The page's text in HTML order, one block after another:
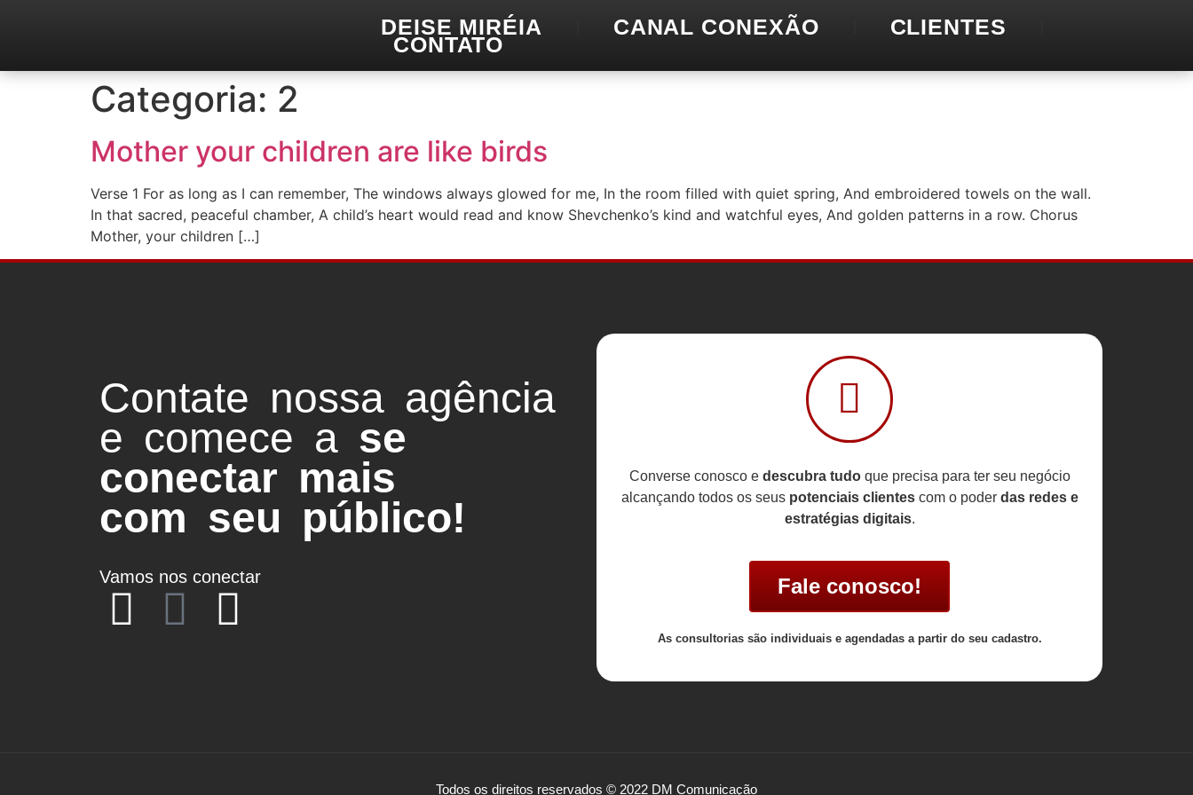
DEISE MIRÉIA CANAL CONEXÃO CLIENTES
CONTATO
Categoria: 2
Mother your children are like birds
Verse 1 For as long as I can remember, The windows always glowed for me, In the room filled with quiet spring, And embroidered towels on the wall.
In that sacred, peaceful chamber, A child’s heart would read and know Shevchenko’s kind and watchful eyes, And golden patterns in a row. Chorus
Mother, your children […]
Contate nossa agência
e comece a se
conectar mais
com seu público!
Vamos nos conectar
Converse conosco e descubra tudoque precisa para ter seu negócio
alcançando todos os seus potenciais clientescom o poder das redes e
estratégias digitais.
Fale conosco!
As consultorias são individuais e agendadas a partir do seu cadastro.
Todos os direitos reservados © 2022 DM Comunicação